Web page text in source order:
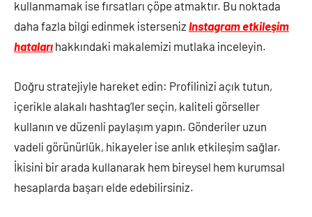
kullanmamak ise fırsatları çöpe atmaktır. Bu noktada
daha fazla bilgi edinmek isterseniz Instagram etkileşim
hataları hakkındaki makalemizi mutlaka inceleyin.
Doğru stratejiyle hareket edin: Profilinizi açık tutun,
içerikle alakalı hashtag’ler seçin, kaliteli görseller
kullanın ve düzenli paylaşım yapın. Gönderiler uzun
vadeli görünürlük, hikayeler ise anlık etkileşim sağlar.
İkisini bir arada kullanarak hem bireysel hem kurumsal
hesaplarda başarı elde edebilirsiniz.